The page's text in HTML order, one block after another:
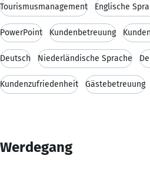
Tourismusmanagement Englische
PowerPoint Kundenbetreuung
Deutsch Niederländische Sprache
Kundenzufriedenheit Gästebetreuung
Werdegang